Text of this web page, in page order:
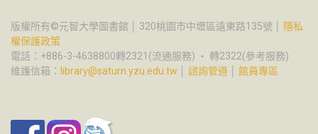
版權所有©元智大學圖書館 │ 320桃園市中壢區遠東路135號 │
隱私
權保護政策
電話：+886-3-4638800轉2321(流通服務) ‧ 轉2322(參考服務)
維護信箱： library@saturn.yzu.edu.tw 諮詢管道 館員專區